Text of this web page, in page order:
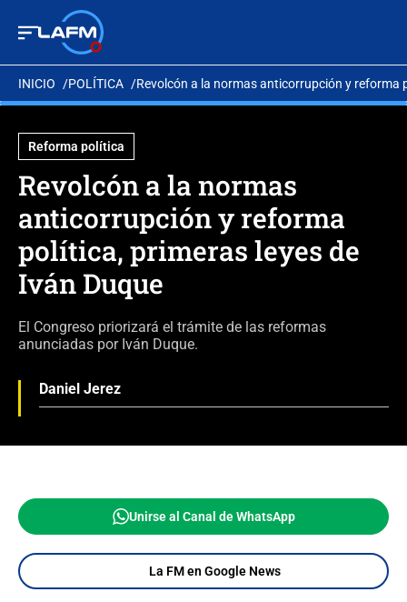
INICIO POLÍTICA Revolcón a la normas anticorrupción y reforma
Reforma política
Revolcón a la normas
anticorrupción y reforma
política, primeras leyes de
Iván Duque
El Congreso priorizará el trámite de las reformas
anunciadas por Iván Duque.
Daniel Jerez
Unirse al Canal de WhatsApp
La FM en Google News